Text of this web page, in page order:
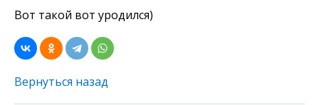
Вот такой вот уродился)
Вернуться назад